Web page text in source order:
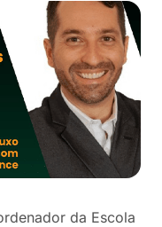
da Escola